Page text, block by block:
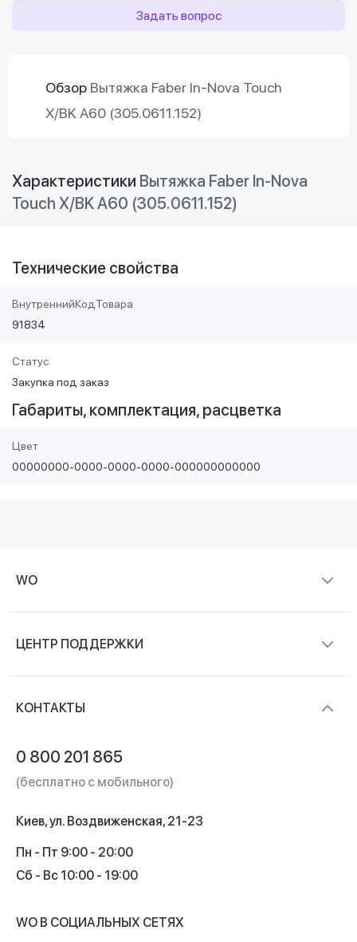
Задать вопрос
Обзор Вытяжка Faber In-Nova Touch
X/BK A60 (305.0611.152)
Характеристики Вытяжка Faber In-Nova
Touch X/BK A60 (305.0611.152)
Технические свойства
ВнутреннийКодТовара
91834
Статус
Закупка под заказ
Габариты, комплектация, расцветка
Цвет
00000000-0000-0000-0000-000000000000
WO
Контакты
ЦЕНТР ПОДДЕРЖКИ
Кэшбек
КОНТАКТЫ
0 800 201 865
(бесплатно с мобильного)
Киев, ул. Воздвиженская, 21-23
Пн - Пт 9:00 - 20:00
Сб - Вс 10:00 - 19:00
WO В СОЦИАЛЬНЫХ СЕТЯХ